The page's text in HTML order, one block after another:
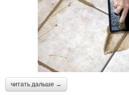
читать дальше →